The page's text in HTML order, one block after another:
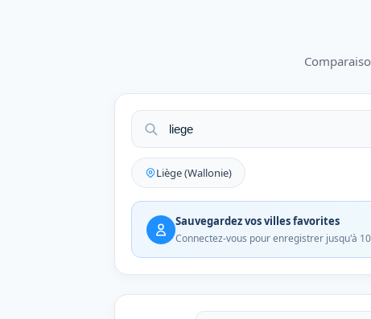
Liège (Wallonie)
Sauvegardez vos villes favorites
Connectez-vous pour enregistrer jusqu'à